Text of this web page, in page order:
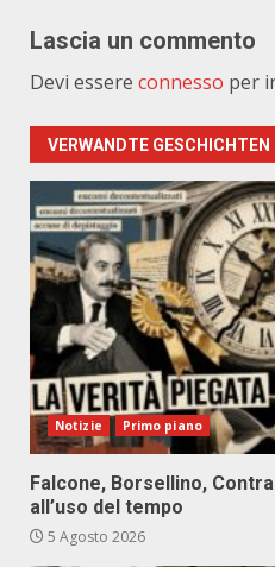
Lascia un commento
Devi essere connesso per
VERWANDTE GESCHICHTEN
Notizie Primo piano
Falcone, Borsellino,
all’uso del tempo
5 Agosto 2026